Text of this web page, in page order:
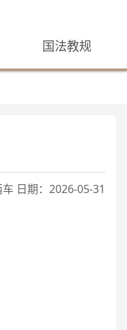
国法教规
日期：2026-05-31